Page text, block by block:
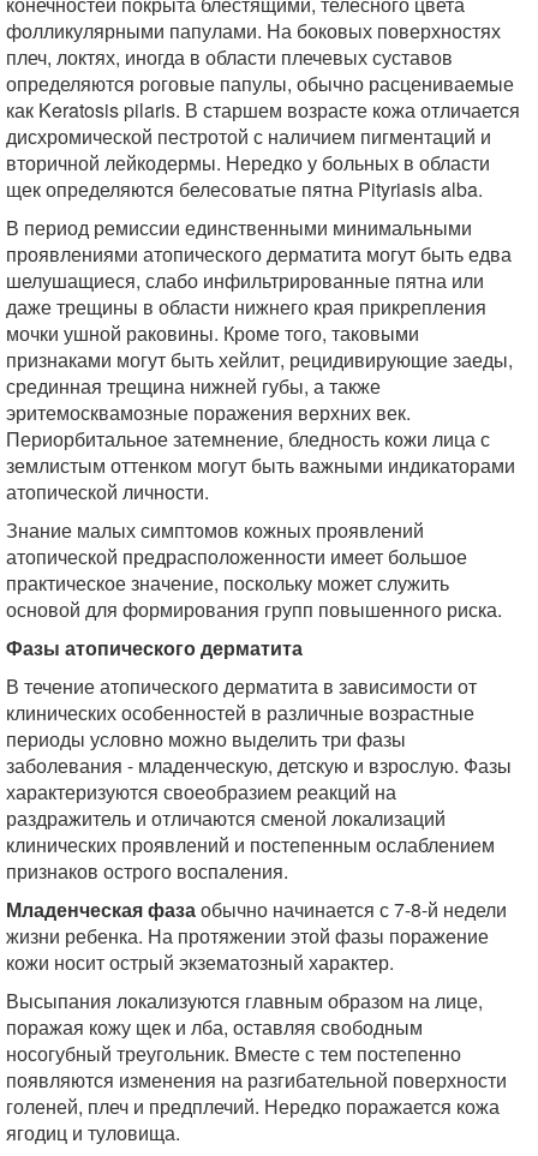
фолликулярными папулами. На боковых поверхностях
плеч, локтях, иногда в области плечевых суставов
определяются роговые папулы, обычно расцениваемые
как Keratosis pilaris. В старшем возрасте кожа отличается
дисхромической пестротой с наличием пигментаций и
вторичной лейкодермы. Нередко у больных в области
щек определяются белесоватые пятна Pityriasis alba.
В период ремиссии единственными минимальными
проявлениями атопического дерматита могут быть едва
шелушащиеся, слабо инфильтрированные пятна или
даже трещины в области нижнего края прикрепления
мочки ушной раковины. Кроме того, таковыми
признаками могут быть хейлит, рецидивирующие заеды,
срединная трещина нижней губы, а также
эритемосквамозные поражения верхних век.
Периорбитальное затемнение, бледность кожи лица с
землистым оттенком могут быть важными индикаторами
атопической личности.
Знание малых симптомов кожных проявлений
атопической предрасположенности имеет большое
практическое значение, поскольку может служить
основой для формирования групп повышенного риска.
Фазы атопического дерматита
В течение атопического дерматита в зависимости от
клинических особенностей в различные возрастные
периоды условно можно выделить три фазы
заболевания - младенческую, детскую и взрослую. Фазы
характеризуются своеобразием реакций на
раздражитель и отличаются сменой локализаций
клинических проявлений и постепенным ослаблением
признаков острого воспаления.
Младенческая фазаобычно начинается с 7-8-й недели
жизни ребенка. На протяжении этой фазы поражение
кожи носит острый экзематозный характер.
Высыпания локализуются главным образом на лице,
поражая кожу щек и лба, оставляя свободным
носогубный треугольник. Вместе с тем постепенно
появляются изменения на разгибательной поверхности
голеней, плеч и предплечий. Нередко поражается кожа
ягодиц и туловища.